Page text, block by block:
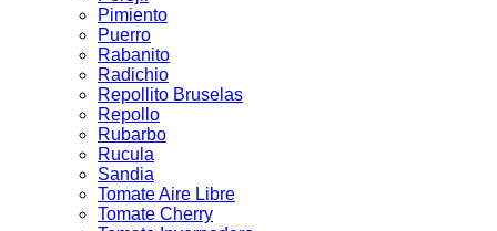
Pimiento
Puerro
Rabanito
Radichio
Repollito Bruselas
Repollo
Rubarbo
Rucula
Sandia
Tomate Aire Libre
Tomate Cherry